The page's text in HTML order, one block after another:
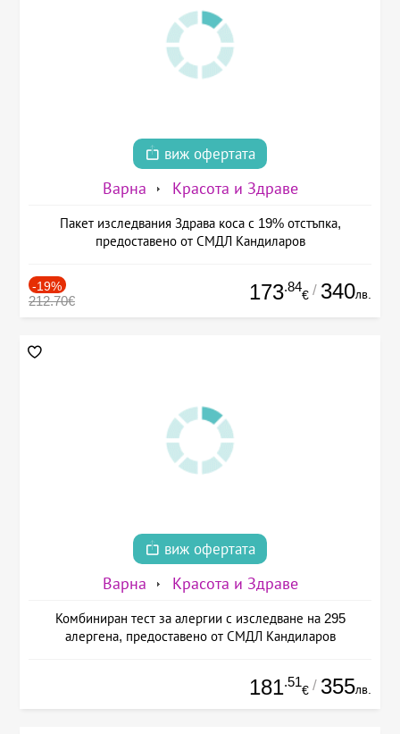
виж офертата
Варна Красота и Здраве
Пакет изследвания Здрава коса с 19% отстъпка,
предоставено от СМДЛ Кандиларов
-19%
212.70€ 173.84
€ / 340лв.
виж офертата
Варна Красота и Здраве
Комбиниран тест за алергии с изследване на 295
алергена, предоставено от СМДЛ Кандиларов
181.51
€ / 355лв.